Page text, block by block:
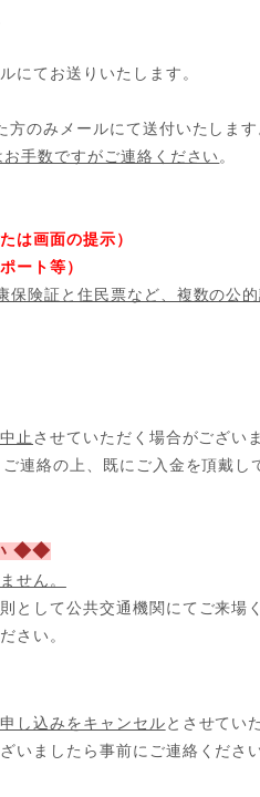
にてお送りいたします。
のみメールにて送付いたします
手数ですがご連絡ください 。
は画面の提示）
ート等）
保険証と住民票など、複数の公
止 させていただく場合がござい
連絡の上、既にご入金を頂戴し
◆◆
せん。
として公共交通機関にてご来場
さい。
し込みをキャンセルとさせてい
いましたら事前にご連絡くださ